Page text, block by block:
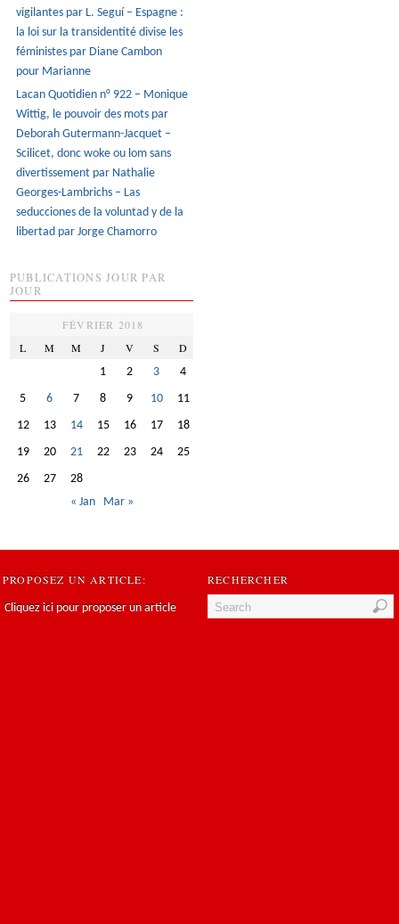
vigilantes par L. Seguí – Espagne :
la loi sur la transidentité divise les
féministes par Diane Cambon
pour Marianne
Lacan Quotidien n° 922 – Monique
Wittig, le pouvoir des mots par
Deborah Gutermann-Jacquet –
Scilicet, donc woke ou lom sans
divertissement par Nathalie
Georges-Lambrichs – Las
seducciones de la voluntad y de la
libertad par Jorge Chamorro
PUBLICATIONS JOUR PAR
JOUR
FÉVRIER 2018
L
M M J V S D
1 2 3
4
5
6 7 8 9 10
11
12
13 14 15 16 17
18
19
20 21 22 23 24
25
26
27
28
« Jan
Mar »
PROPOSEZ UN ARTICLE:
Cliquez ici pour proposer un article
RECHERCHER